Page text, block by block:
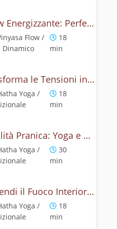
Flow Energizzante: Perfetto per Corpo e Mente
Flow /
Dinamico
18
min
Trasforma le Tensioni in Energia: Yoga Delicata ma Potente
Yoga /
18
min
Vitalità Pranica: Yoga e Respiro contro Stanchezza
Yoga /
30
min
Accendi il Fuoco Interiore: Hatha Yoga Energizzante
Yoga /
18
min